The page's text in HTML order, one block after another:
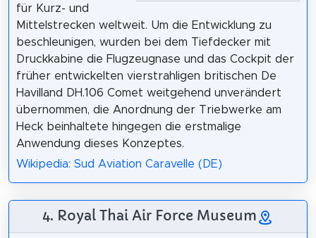
für Kurz- und
Mittelstrecken weltweit. Um die Entwicklung zu
beschleunigen, wurden bei dem Tiefdecker mit
Druckkabine die Flugzeugnase und das Cockpit der
früher entwickelten vierstrahligen britischen De
Havilland DH.106 Comet weitgehend unverändert
übernommen, die Anordnung der Triebwerke am
Heck beinhaltete hingegen die erstmalige
Anwendung dieses Konzeptes.
Wikipedia: Sud Aviation Caravelle (DE)
4. Royal Thai Air Force Museum